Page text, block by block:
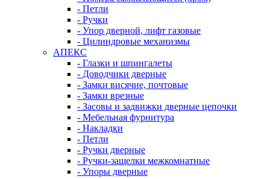
- Петли
- Ручки
- Упор дверной, лифт газовые
- Цилиндровые механизмы
АПЕКС
- Глазки и шпингалеты
- Доводчики дверные
- Замки висячие, почтовые
- Замки врезные
- Засовы и задвижки дверные цепочки
- Мебельная фурнитура
- Накладки
- Петли
- Ручки дверные
- Ручки-защелки межкомнатные
- Упоры дверные